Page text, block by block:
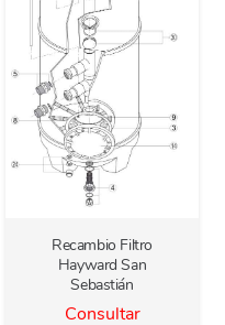
Recambio Filtro
Hayward San
Sebastián
Consultar